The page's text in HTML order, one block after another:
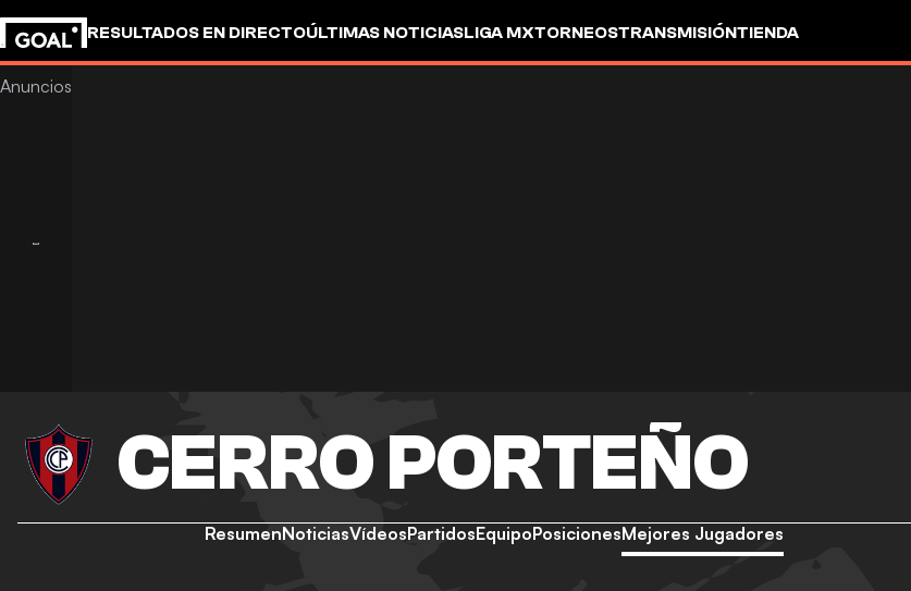
RESULTADOS EN DIRECTOÚLTIMAS NOTICIASLIGA MXTORNEOSTRANSMISIÓNTIENDA
CERRO PORTEÑO
ResumenNoticiasVídeosPartidosEquipoPosicionesMejores Jugadores